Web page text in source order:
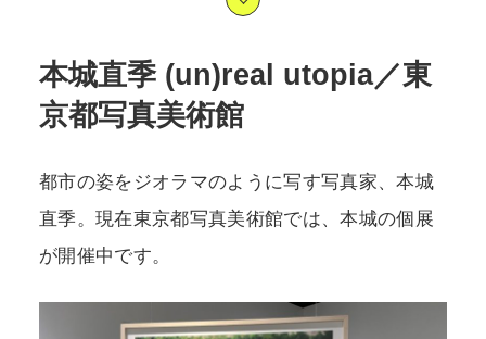
本城直季 (un)real utopia／東
京都写真美術館
都市の姿をジオラマのように写す写真家、本城
直季。現在東京都写真美術館では、本城の個展
が開催中です。